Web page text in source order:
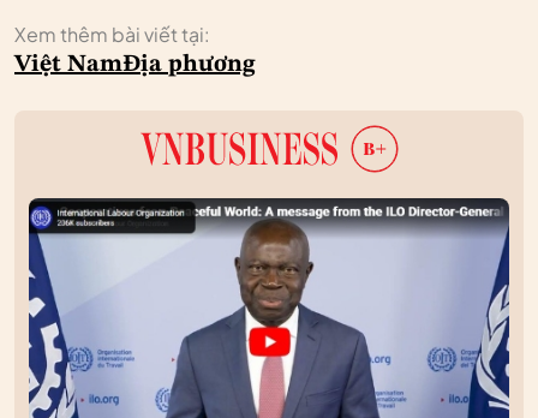
Xem thêm bài viết tại:
Việt NamĐịa phương